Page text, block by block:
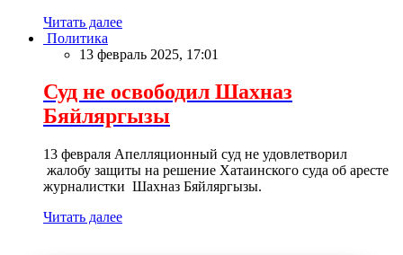
Читать далее
Политика
13 февраль 2025, 17:01
Суд не освободил Шахназ
Бяйляргызы
13 февраля Апелляционный суд не удовлетворил
жалобу защиты на решение Хатаинского суда об аресте
журналистки Шахназ Бяйляргызы.
Читать далее